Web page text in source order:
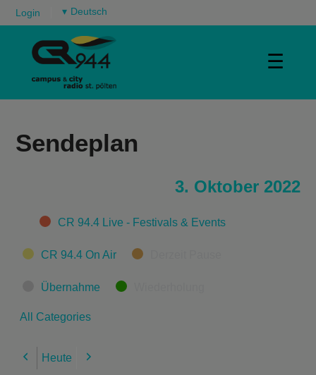
Login ▾
☰
Sendeplan
3. Oktober 2022
CategoriesCR 94.4 Live - Festivals & Events
CR 94.4 On Air
Übernahme
All Categories
Previous
Heute Next